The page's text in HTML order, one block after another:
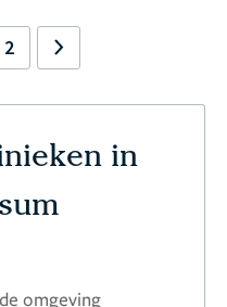
2 Next
in
omgeving